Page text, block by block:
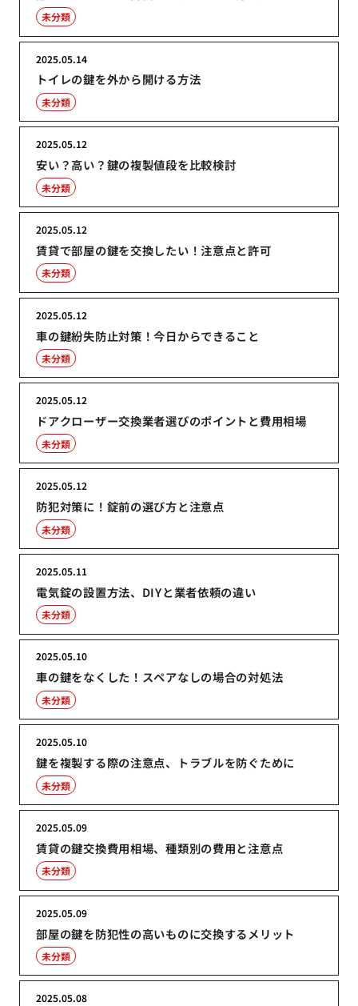
未分類
トイレの鍵を外から開ける方法
2025.05.14
未分類
安い？高い？鍵の複製値段を比較検討
2025.05.12
未分類
賃貸で部屋の鍵を交換したい！注意点と許可
2025.05.12
未分類
車の鍵紛失防止対策！今日からできること
2025.05.12
未分類
ドアクローザー交換業者選びのポイントと費用相場
2025.05.12
未分類
防犯対策に！錠前の選び方と注意点
2025.05.12
未分類
電気錠の設置方法、DIYと業者依頼の違い
2025.05.11
未分類
車の鍵をなくした！スペアなしの場合の対処法
2025.05.10
未分類
鍵を複製する際の注意点、トラブルを防ぐために
2025.05.10
未分類
賃貸の鍵交換費用相場、種類別の費用と注意点
2025.05.09
未分類
部屋の鍵を防犯性の高いものに交換するメリット
2025.05.09
未分類
2025.05.08